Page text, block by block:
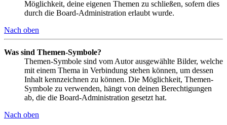
Möglichkeit, deine eigenen Themen zu schließen, sofern dies
durch die Board-Administration erlaubt wurde.
Nach oben
Was sind Themen-Symbole?
Themen-Symbole sind vom Autor ausgewählte Bilder, welche
mit einem Thema in Verbindung stehen können, um dessen
Inhalt kennzeichnen zu können. Die Möglichkeit, Themen-
Symbole zu verwenden, hängt von deinen Berechtigungen
ab, die die Board-Administration gesetzt hat.
Nach oben